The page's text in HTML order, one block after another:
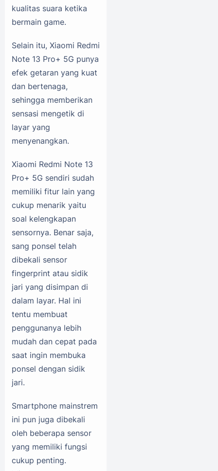
kualitas suara ketika
bermain game.
Selain itu, Xiaomi Redmi
Note 13 Pro+ 5G punya
efek getaran yang kuat
dan bertenaga,
sehingga memberikan
sensasi mengetik di
layar yang
menyenangkan.
Xiaomi Redmi Note 13
Pro+ 5G sendiri sudah
memiliki fitur lain yang
cukup menarik yaitu
soal kelengkapan
sensornya. Benar saja,
sang ponsel telah
dibekali sensor
fingerprint atau sidik
jari yang disimpan di
dalam layar. Hal ini
tentu membuat
penggunanya lebih
mudah dan cepat pada
saat ingin membuka
ponsel dengan sidik
jari.
Smartphone mainstrem
ini pun juga dibekali
oleh beberapa sensor
yang memiliki fungsi
cukup penting.